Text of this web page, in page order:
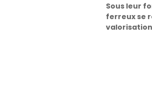
Sous leur
ferreux se